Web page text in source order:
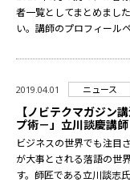
者一覧としてまとめまし
い。講師のプロフィール
2019.04.01 ニュース
【ノビテクマガジン
プ術－」立川談慶講師
ビジネスの世界でも注目
が大事とされる落語の世
す。師匠である立川談志